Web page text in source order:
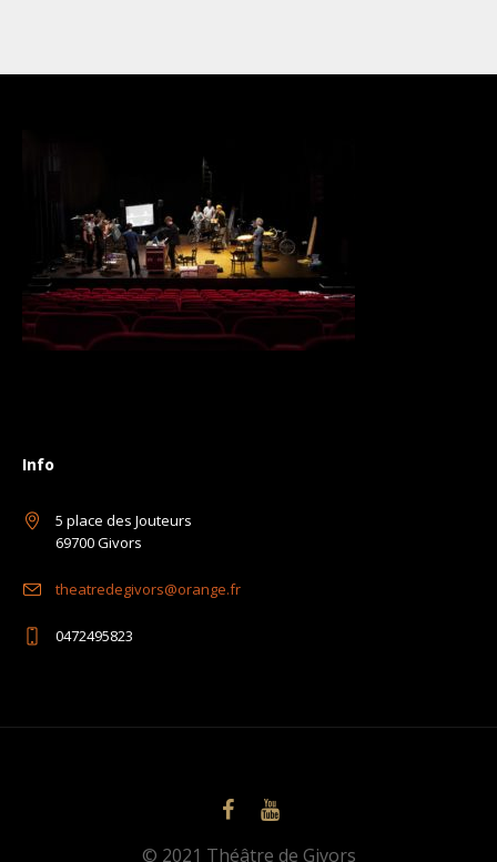
Info
5 place des Jouteurs
69700 Givors
theatredegivors@orange.fr
0472495823
© 2021 Théâtre de Givors